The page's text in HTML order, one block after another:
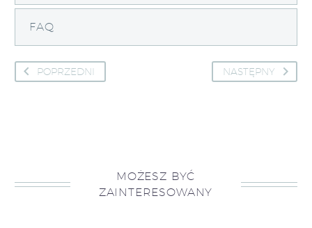
FAQ
POPRZEDNI NASTĘPNY
MOŻESZ BYĆ
ZAINTERESOWANY